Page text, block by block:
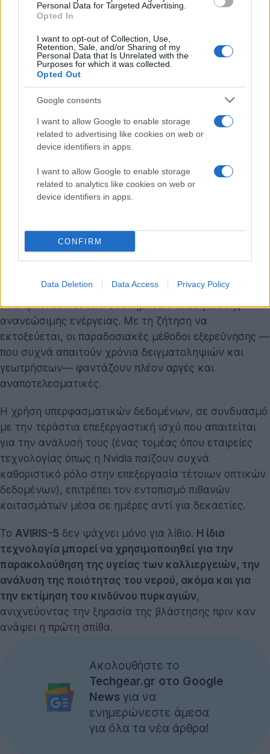
Personal Data for Targeted Advertising.
Opted In
I want to opt-out of Collection, Use,
Retention, Sale, and/or Sharing of my
Personal Data that Is Unrelated with the
Purposes for which it was collected.
Opted Out
Google consents
I want to allow Google to enable storage
related to advertising like cookies on web or
device identifiers in apps.
I want to allow Google to enable storage
related to analytics like cookies on web or
device identifiers in apps.
CONFIRM
Data Deletion Data Access Privacy Policy
ώρες πτήσης πάνω από τις δυτικές πολιτείες των
αποτελέσματα είναι ενθαρρυντικά. Πρόσφατα, το
σύστημα κατάφερε να εντοπίσει κοιτάσματα
εκτορίτη(hectorite), μιας αργίλου πλούσιας σε λίθιο,
ορυχείων στην Καλιφόρνια.
Αυτό το τελευταίο είναι ιδιαίτερα σημαντικό. Η
δυνατότητα να βρεθεί λίθιο σε ήδη διαταραγμένα
εδάφη ή παλιά ορυχεία σημαίνει ότι θα μπορούσαμε
να εξάγουμε πολύτιμα υλικά χωρίς να χρειαστεί να
ανοίξουμε νέες, περιβαλλοντικά επιβαρυντικές
Γιατί μας αφορά;
Η σημασία αυτής της τεχνολογίας ξεπερνά τα σύνορα
τις μπαταρίες των ηλεκτρικών αυτοκινήτων, των
smartphones και των συστημάτων αποθήκευσης
ανανεώσιμης ενέργειας. Με τη ζήτηση να
εκτοξεύεται, οι παραδοσιακές μέθοδοι εξερεύνησης —
που συχνά απαιτούν χρόνια δειγματοληψιών και
γεωτρήσεων— φαντάζουν πλέον αργές και
αναποτελεσματικές.
Η χρήση υπερφασματικών δεδομένων, σε συνδυασμό
με την τεράστια επεξεργαστική ισχύ που απαιτείται
για την ανάλυσή τους (ένας τομέας όπου εταιρείες
τεχνολογίας όπως η Nvidia παίζουν συχνά
καθοριστικό ρόλο στην επεξεργασία τέτοιων οπτικών
δεδομένων), επιτρέπει τον εντοπισμό πιθανών
κοιτασμάτων μέσα σε ημέρες αντί για δεκαετίες.
Το AVIRIS-5 δεν ψάχνει μόνο για λίθιο. Η ίδια
τεχνολογία μπορεί να χρησιμοποιηθεί για την
παρακολούθηση της υγείας των καλλιεργειών, την
ανάλυση της ποιότητας του νερού, ακόμα και για
την εκτίμηση του κινδύνου πυρκαγιών,
ανιχνεύοντας την ξηρασία της βλάστησης πριν καν
ανάψει η πρώτη σπίθα.
Ακολουθήστε το
Techgear.gr στο Google
News για να
ενημερώνεστε άμεσα
για όλα τα νέα άρθρα!